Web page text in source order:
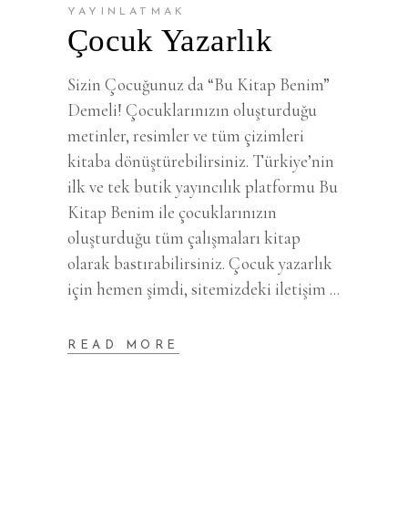
YAYINLATMAK
Çocuk Yazarlık
Sizin Çocuğunuz da “Bu Kitap Benim”
Demeli! Çocuklarınızın oluşturduğu
metinler, resimler ve tüm çizimleri
kitaba dönüştürebilirsiniz. Türkiye’nin
ilk ve tek butik yayıncılık platformu Bu
Kitap Benim ile çocuklarınızın
oluşturduğu tüm çalışmaları kitap
olarak bastırabilirsiniz. Çocuk yazarlık
için hemen şimdi, sitemizdeki iletişim
READ MORE